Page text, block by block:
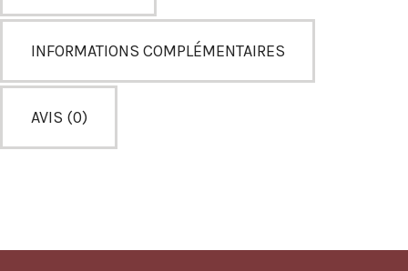
INFORMATIONS COMPLÉMENTAIRES
AVIS (0)